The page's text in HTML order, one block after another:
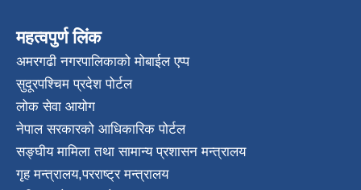
महत्वपुर्ण लिंक
अमरगढी नगरपालिकाको मोबाईल एप्प
सुदूरपश्चिम प्रदेश पोर्टल
लोक सेवा आयोग
नेपाल सरकारको आधिकारिक पोर्टल
सङ्घीय मामिला तथा सामान्य प्रशासन मन्त्रालय
गृह मन्त्रालय,परराष्ट्र मन्त्रालय